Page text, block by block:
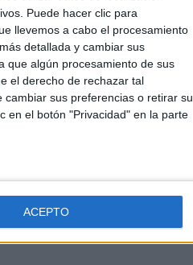
Puede hacer clic para
llevemos a cabo el procesamiento
detallada y cambiar sus
que algún procesamiento de sus
el derecho de rechazar tal
sus preferencias o retirar su
en el botón "Privacidad" en la parte
ACEPTO